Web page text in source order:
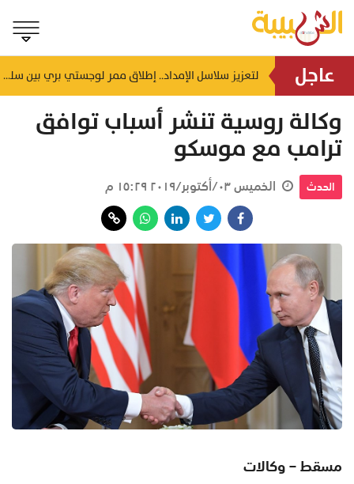
عاجل منذ ساعتين لتعزيز سلاسل الإمداد.. إطلاق ممر لوجستي بري بين سلطنة عُمان والمملكة العربية السعودية
وكالة روسية تنشر أسباب توافق
ترامب مع موسكو
الحدث الخميس ٠٣/أكتوبر/٢٠١٩ ١٥:٢٩ م
مسقط – وكالات